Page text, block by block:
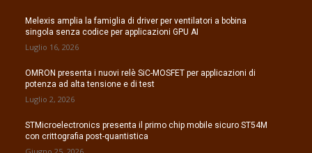
Melexis amplia la famiglia di driver per ventilatori a bobina
singola senza codice per applicazioni GPU AI
Luglio 16, 2026
OMRON presenta i nuovi relè SiC-MOSFET per applicazioni di
potenza ad alta tensione e di test
Luglio 2, 2026
STMicroelectronics presenta il primo chip mobile sicuro ST54M
con crittografia post-quantistica